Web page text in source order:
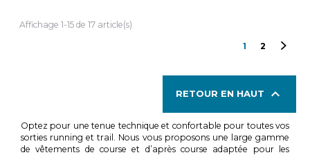
Affichage 1-15 de 17 article(s)
1 2
RETOUR EN HAUT 
Optez pour une tenue technique et confortable pour toutes vos
sorties running et trail. Nous vous proposons une large gamme
de vêtements de course et d’après course adaptée pour les